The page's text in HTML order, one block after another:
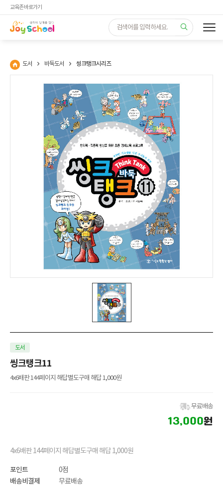
교육존 바로가기
도서 바둑도서 씽크탱크시리즈
도서
씽크탱크11
4x6배판 144페이지 해답별도구매 해답 1,000원
무료배송
13,000원
4x6배판 144페이지 해답별도구매 해답 1,000원
포인트
0점
배송비결제
무료배송